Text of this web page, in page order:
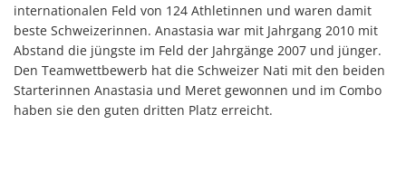
internationalen Feld von 124 Athletinnen und waren damit
beste Schweizerinnen. Anastasia war mit Jahrgang 2010 mit
Abstand die jüngste im Feld der Jahrgänge 2007 und jünger.
Den Teamwettbewerb hat die Schweizer Nati mit den beiden
Starterinnen Anastasia und Meret gewonnen und im Combo
haben sie den guten dritten Platz erreicht.